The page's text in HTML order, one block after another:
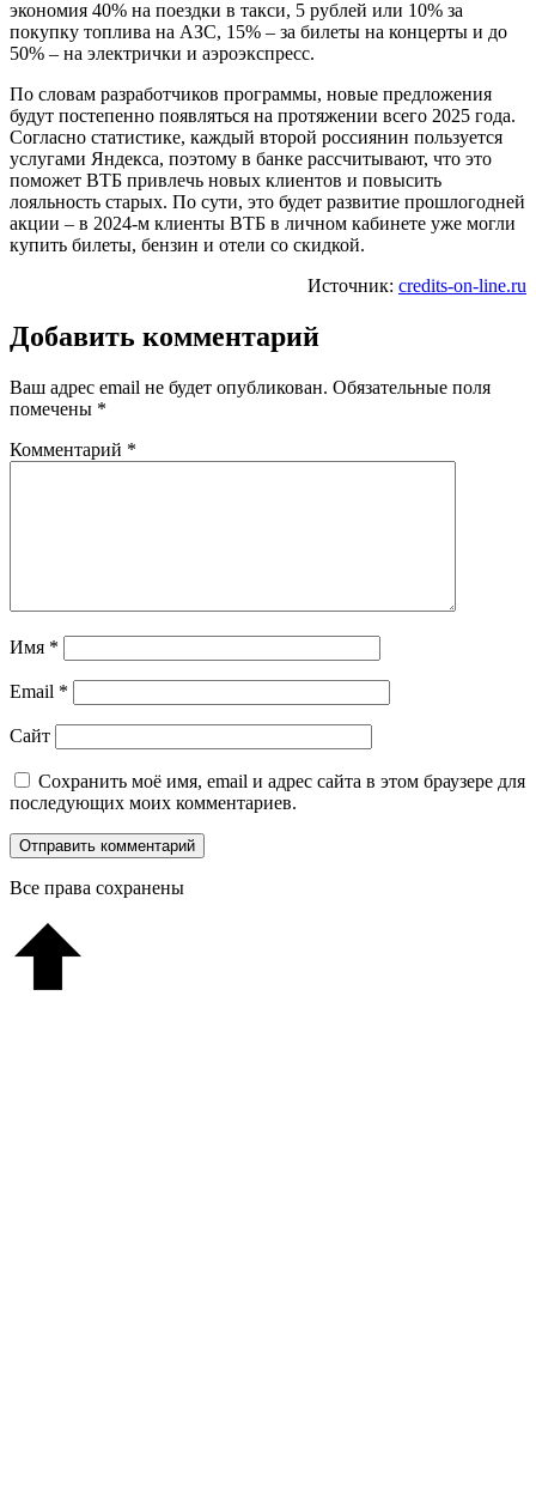
экономия 40% на поездки в такси, 5 рублей или 10% за
покупку топлива на АЗС, 15% – за билеты на концерты и до
50% – на электрички и аэроэкспресс.
По словам разработчиков программы, новые предложения
будут постепенно появляться на протяжении всего 2025 года.
Согласно статистике, каждый второй россиянин пользуется
услугами Яндекса, поэтому в банке рассчитывают, что это
поможет ВТБ привлечь новых клиентов и повысить
лояльность старых. По сути, это будет развитие прошлогодней
акции – в 2024-м клиенты ВТБ в личном кабинете уже могли
купить билеты, бензин и отели со скидкой.
Источник: credits-on-line.ru
Добавить комментарий
Ваш адрес email не будет опубликован. Обязательные поля
помечены *
Комментарий *
Имя *
Email *
Сайт
Сохранить моё имя, email и адрес сайта в этом браузере для
последующих моих комментариев.
Все права сохранены